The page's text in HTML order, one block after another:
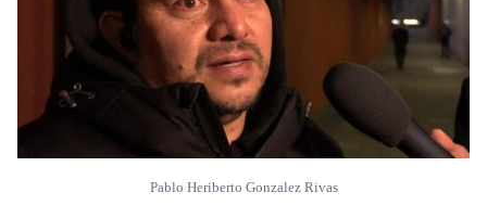
Pablo Heriberto Gonzalez Rivas